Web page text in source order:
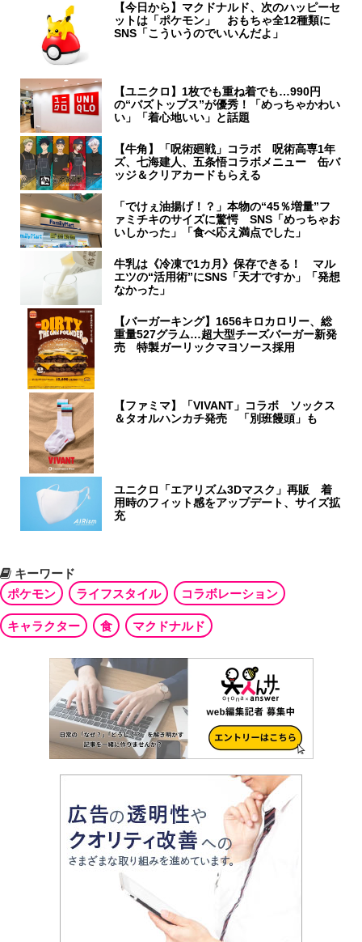
【今日から】マクドナルド、次のハッピーセ
ットは「ポケモン」 おもちゃ全12種類に
SNS「こういうのでいいんだよ」
【ユニクロ】1枚でも重ね着でも…990円
の“バズトップス”が優秀！「めっちゃかわい
い」「着心地いい」と話題
【牛角】「呪術廻戦」コラボ 呪術高専1年
ズ、七海建人、五条悟コラボメニュー 缶バ
ッジ＆クリアカードもらえる
「でけぇ油揚げ！？」本物の“45％増量”フ
ァミチキのサイズに驚愕 SNS「めっちゃお
いしかった」「食べ応え満点でした」
牛乳は《冷凍で1カ月》保存できる！ マル
エツの“活用術”にSNS「天才ですか」「発想
なかった」
【バーガーキング】1656キロカロリー、総
重量527グラム…超大型チーズバーガー新発
売 特製ガーリックマヨソース採用
【ファミマ】「VIVANT」コラボ ソックス
＆タオルハンカチ発売 「別班饅頭」も
ユニクロ「エアリズム3Dマスク」再販 着
用時のフィット感をアップデート、サイズ拡
充
キーワード
ポケモン
ライフスタイル コラボレーション
キャラクター 食 マクドナルド